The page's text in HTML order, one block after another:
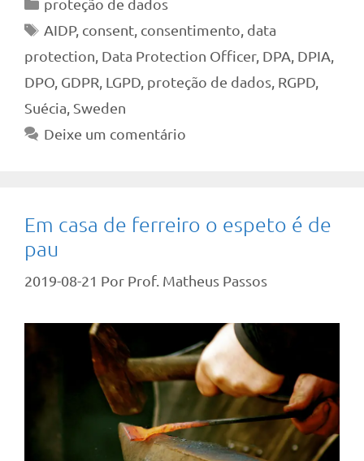
proteção de dados
Tags
AIDP, consent, consentimento data
protection Data Protection Officer, DPA DPIA
DPO GDPR LGPD proteção de dados RGPD
Suécia Sweden
Deixe um comentário
Em casa de ferreiro o espeto é de
pau
2019-08-21 Por Prof. Matheus Passos